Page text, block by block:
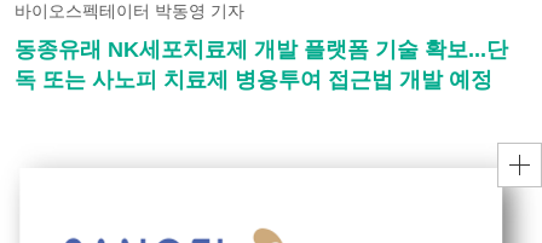
바이오스펙테이터 박동영 기자
동종유래 NK세포치료제 개발 플랫폼 기술 확보...단
독 또는 사노피 치료제 병용투여 접근법 개발 예정